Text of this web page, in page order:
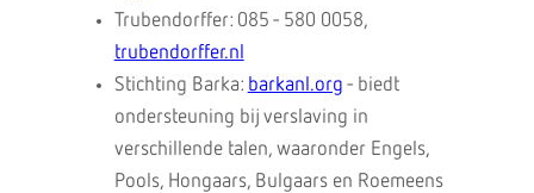
Trubendorffer: 085 - 580 0058,
trubendorffer.nl
Stichting Barka: barkanl.org - biedt
ondersteuning bij verslaving in
verschillende talen, waaronder Engels,
Pools, Hongaars, Bulgaars en Roemeens